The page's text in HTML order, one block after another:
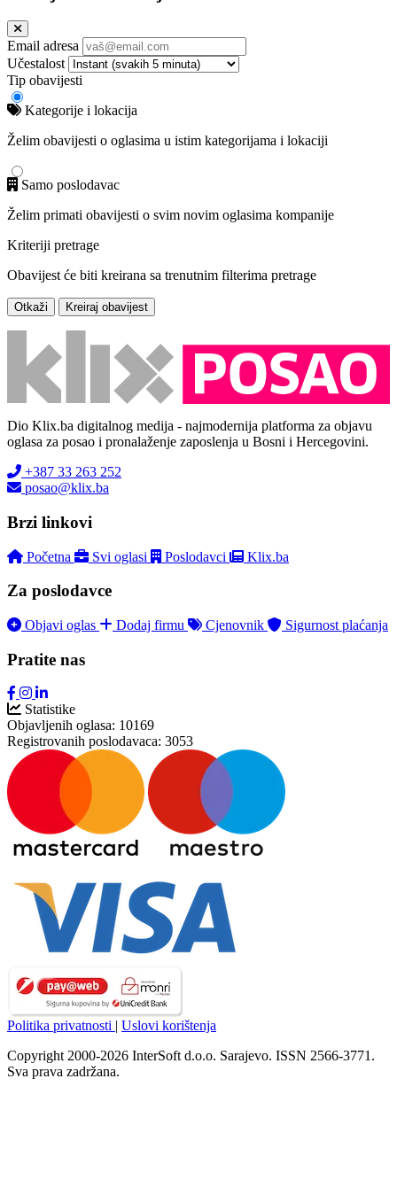
Email adresa
Učestalost
Tip obavijesti
Kategorije i lokacija
Želim obavijesti o oglasima u istim kategorijama i lokaciji
Samo poslodavac
Želim primati obavijesti o svim novim oglasima kompanije
Kriteriji pretrage
Obavijest će biti kreirana sa trenutnim filterima pretrage
Otkaži Kreiraj obavijest
Dio Klix.ba digitalnog medija - najmodernija platforma za objavu
oglasa za posao i pronalaženje zaposlenja u Bosni i Hercegovini.
+387 33 263 252
posao@klix.ba
Brzi linkovi
Početna Svi oglasi Poslodavci Klix.ba
Za poslodavce
Objavi oglas Dodaj firmu Cjenovnik Sigurnost plaćanja
Pratite nas
Statistike
Objavljenih oglasa: 10169
Registrovanih poslodavaca: 3053
Politika privatnosti | Uslovi korištenja
Copyright 2000-2026 InterSoft d.o.o. Sarajevo. ISSN 2566-3771.
Sva prava zadržana.